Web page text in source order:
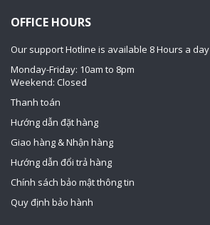
OFFICE HOURS
Our support Hotline is available 8 Hours a day
Monday-Friday: 10am to 8pm
Weekend: Closed
Thanh toán
Hướng dẫn đặt hàng
Giao hàng & Nhận hàng
Hướng dẫn đổi trả hàng
Chính sách bảo mật thông tin
Quy định bảo hành